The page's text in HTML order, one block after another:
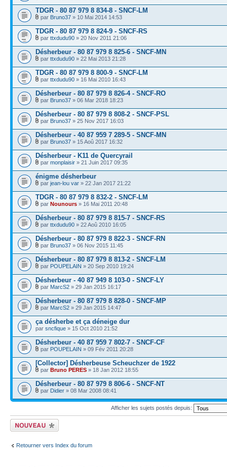
TDGR - 80 87 979 8 834-8 - SNCF-LM
par Bruno37 » 10 Mai 2014 14:53
TDGR - 80 87 979 8 824-9 - SNCF-RS
par ttxdudu90 » 20 Nov 2011 21:06
Désherbeur - 80 87 979 8 825-6 - SNCF-MN
par ttxdudu90 » 22 Mai 2013 21:28
TDGR - 80 87 979 8 800-9 - SNCF-LM
par ttxdudu90 » 16 Mai 2010 16:43
Désherbeur - 80 87 979 8 826-4 - SNCF-RO
par Bruno37 » 06 Mar 2018 18:23
Désherbeur - 80 87 979 8 808-2 - SNCF-PSL
par Bruno37 » 25 Nov 2017 16:03
Désherbeur - 40 87 959 7 289-5 - SNCF-MN
par Bruno37 » 15 Aoû 2017 16:32
Désherbeur - K11 de Quercyrail
par monplaisir » 21 Juin 2017 09:35
énigme désherbeur
par jean-lou var » 22 Jan 2017 21:22
TDGR - 80 87 979 8 832-2 - SNCF-LM
par Nounours » 16 Mai 2011 20:48
Désherbeur - 80 87 979 8 815-7 - SNCF-RS
par ttxdudu90 » 22 Aoû 2010 16:05
Désherbeur - 80 87 979 8 822-3 - SNCF-RN
par Bruno37 » 06 Nov 2015 11:45
Désherbeur - 80 87 979 8 813-2 - SNCF-LM
par POUPELAIN » 20 Sep 2010 19:24
Désherbeur - 40 87 949 8 103-0 - SNCF-LY
par MarcS2 » 29 Jan 2015 16:17
Désherbeur - 80 87 979 8 828-0 - SNCF-MP
par MarcS2 » 29 Jan 2015 14:47
ça désherbe et ça déneige dur
par sncfique » 15 Oct 2010 21:52
Désherbeur - 40 87 959 7 802-7 - SNCF-CF
par POUPELAIN » 09 Fév 2011 20:28
[Collector] Désherbeuse Scheuchzer de 1922
par Bruno PERES » 18 Jan 2012 18:55
Désherbeur - 80 87 979 8 806-6 - SNCF-NT
par Didier » 08 Mar 2008 08:41
Afficher les sujets postés depuis:
Écrire un nouveau
sujet
Retourner vers Index du forum